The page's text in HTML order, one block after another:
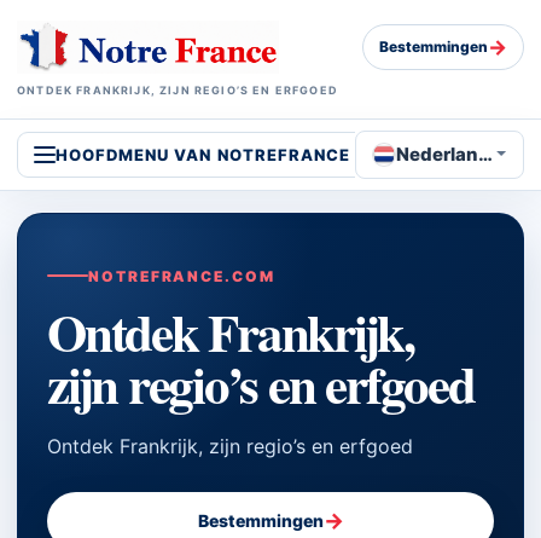
ONTDEK FRANKRIJK, ZIJN REGIO’S EN ERFGOED
Bestemmingen →
HOOFDMENU VAN NOTREFRANCE Nederlands
NOTREFRANCE.COM
Ontdek Frankrijk,
zijn regio’s en erfgoed
Ontdek Frankrijk, zijn regio’s en erfgoed
Bestemmingen→